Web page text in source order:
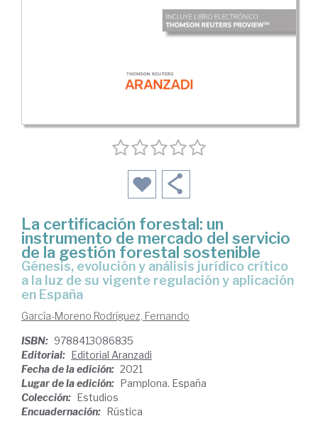
La certificación forestal: un
instrumento de mercado del servicio
de la gestión forestal sostenible
génesis, evolución y análisis jurídico crítico
a la luz de su vigente regulación y aplicación
en España
García-Moreno Rodríguez, Fernando
ISBN: 9788413086835
Editorial: Editorial Aranzadi
Fecha de la edición: 2021
Lugar de la edición: Pamplona. España
Colección: Estudios
Encuadernación: Rústica